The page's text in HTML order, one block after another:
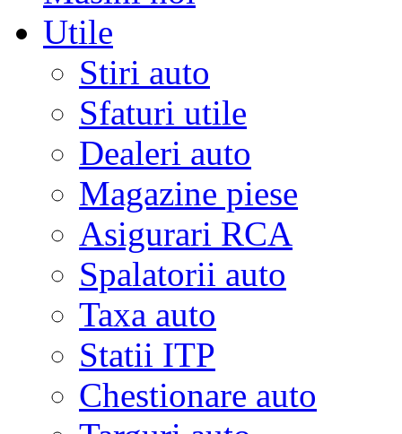
Utile
Stiri auto
Sfaturi utile
Dealeri auto
Magazine piese
Asigurari RCA
Spalatorii auto
Taxa auto
Statii ITP
Chestionare auto